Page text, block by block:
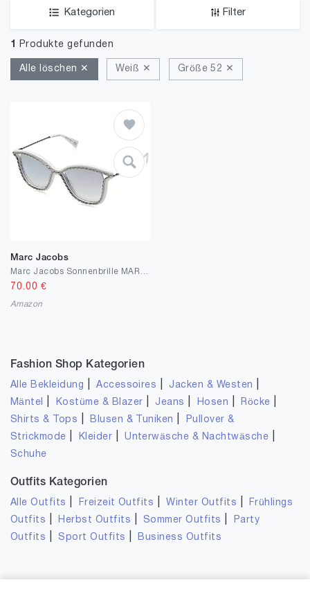
Kategorien Filter
1 Produkte gefunden
Alle löschen ✕ Weiß ✕ Größe 52 ✕
Marc Jacobs
70.00 €
Amazon
Fashion Shop Kategorien
Alle Bekleidung |Accessoires Jacken & Westen
Mäntel Kostüme & Blazer Jeans Hosen Röcke
Shirts & Tops Blusen & Tuniken
Pullover &
Strickmode
Kleider |Unterwäsche & Nachtwäsche
Schuhe
Outfits Kategorien
Alle Outfits Freizeit Outfits |Winter Outfits
Frühlings
Outfits
Herbst Outfits Sommer Outfits
Party
Outfits
Sport Outfits Business Outfits